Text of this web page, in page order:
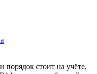
порядок стоит на учёте,